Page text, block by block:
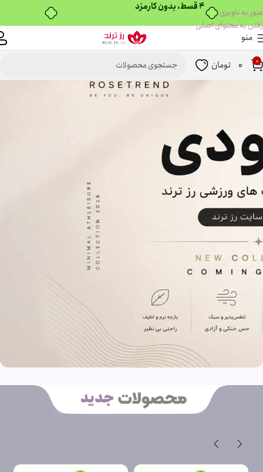
۴ قسط، بدون کارمزد
عبور به ناوبری
رفتن به محتوای اصلی
منو
0
0 تومان